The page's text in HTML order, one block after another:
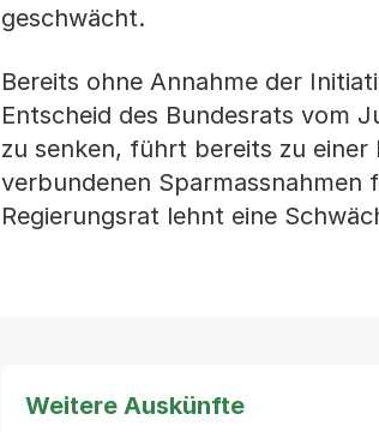
geschwächt.
Bereits ohne Annahme der
Entscheid des Bundesrats vom
zu senken, führt bereits zu
verbundenen Sparmassnahmen
Regierungsrat lehnt eine
Weitere Auskünfte